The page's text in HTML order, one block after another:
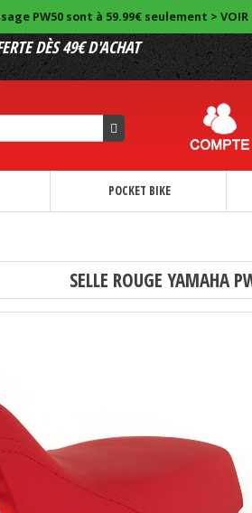
PW50 sont à 59.99€ seulement > VOIR
DÈS 49€ D'ACHAT
POCKET BIKE
SELLE ROUGE YAMAHA